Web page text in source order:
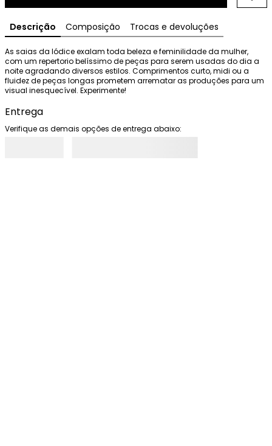
Descrição Composição Trocas e devoluções
As saias da Iódice exalam toda beleza e feminilidade da mulher,
com um repertorio belíssimo de peças para serem usadas do dia a
noite agradando diversos estilos. Comprimentos curto, midi ou a
fluidez de peças longas prometem arrematar as produções para um
visual inesquecível. Experimente!
Entrega
Verifique as demais opções de entrega abaixo: